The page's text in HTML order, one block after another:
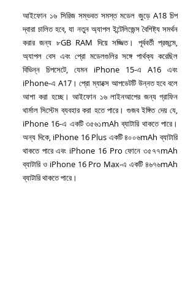
আইফোন ১৬ সিরিজ সম্ভবত সমস্ত মডেল জুড়ে A18 চিপ
দ্বারা চালিত হবে, যা নতুন অ্যাপল ইন্টেলিজেন্স বৈশিষ্ট্য সমর্থন
করার জন্য ৮GB RAM দিয়ে সজ্জিত। পূর্ববর্তী প্রজন্মে,
অ্যাপল বেস এবং প্রো মডেলগুলির সঙ্গে পার্থক্য করেছিল
বিভিন্ন চিপসেটে, যেমন iPhone 15-এ A16 এবং
iPhone-এ A17। প্রো ম্যাক্সে আপডেটটি উন্নত হবে বলে
আশা করা হচ্ছে। আইফোন ১৬ লাইনআপের জন্য গ্রাফিন
থার্মাল সিস্টেম ব্যবহার করা হতে পারে। গুজব ইঙ্গিত দেয় যে,
iPhone 16-এ একটি ৩৫৬১mAh ব্যাটারি থাকতে পারে।
অন্য দিকে, iPhone 16 Plus একটি ৪০০৬mAh ব্যাটারি
থাকতে পারে এবং iPhone 16 Pro ফোনে ৩৫৭৭mAh
ব্যাটারি ও iPhone 16 Pro Max-এ একটি ৪৬৭৬mAh
ব্যাটারি থাকতে পারে।